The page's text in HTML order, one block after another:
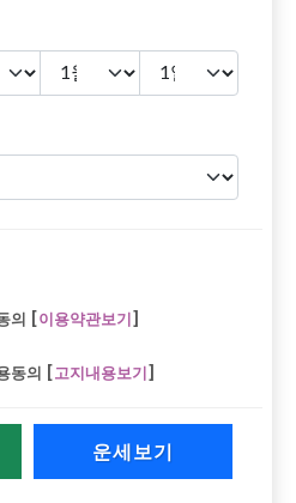
의 [이용약관보기]
동의 [고지내용보기]
운세보기